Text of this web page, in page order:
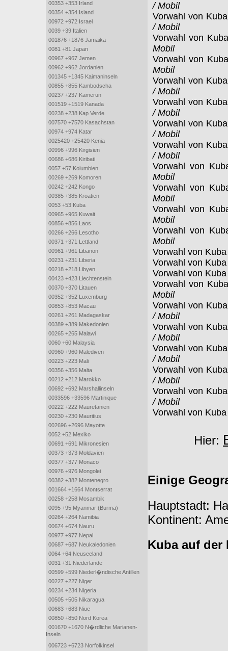
00353 +353 Irland
00354 +354 Island
00972 +972 Israel
0039 +39 Italien
001876 +1876 Jamaika
0081 +81 Japan
00967 +967 Jemen
00962 +962 Jordanien
001345 +1345 Kaimaninseln
00855 +855 Kambodscha
00237 +237 Kamerun
001519 +1519 Kanada
00238 +238 Kap Verde
007570 +7570 Kasachstan
00974 +974 Katar
0025420 +25420 Kenia
00996 +996 Kirgisien
00686 +686 Kiribati
0057 +57 Kolumbien
00269 +269 Komoren
00242 +242 Kongo
00385 +385 Kroatien
0053 +53 Kuba
00965 +965 Kuwait
00856 +856 Laos
00266 +266 Lesotho
00371 +371 Lettland
00961 +961 Libanon
00231 +231 Liberia
00218 +218 Libyen
00423 +423 Liechtenstein
00370 +370 Litauen
00352 +352 Luxemburg
00853 +853 Macau
00261 +261 Madagaskar
00389 +389 Makedonien
00265 +265 Malawi
0060 +60 Malaysia
00960 +960 Malediven
00223 +223 Mali
00356 +356 Malta
00212 +212 Marokko
00692 +692 Marshallinseln
0033596 +33596 Martinique
00222 +222 Mauretanien
00230 +230 Mauritius
002696 +2696 Mayotte
0052 +52 Mexiko
00691 +691 Mikronesien
00373 +373 Moldavien
00377 +377 Monaco
00976 +976 Mongolei
00382 +382 Montenegro
001664 +1664 Montserrat
00258 +258 Mosambik
0095 +95 Myanmar (Burma)
00264 +264 Namibia
00674 +674 Nauru
00977 +977 Nepal
00687 +687 Neukaledonien
0064 +64 Neuseeland
0031 +31 Niederlande
00599 +599 Niederl�ndische Antillen
00227 +227 Niger
00234 +234 Nigeria
00505 +505 Nikaragua
00683 +683 Niue
00850 +850 Nord Korea
001670 +1670 N�rdliche Marianen-
Inseln
006723 +6723 Norfolkinsel
/ Mobil
Vorwahl von
/ Mobil
Vorwahl von
Mobil
Vorwahl von
Mobil
Vorwahl von
/ Mobil
Vorwahl von
/ Mobil
Vorwahl von
/ Mobil
Vorwahl von
/ Mobil
Vorwahl von
Mobil
Vorwahl von
Mobil
Vorwahl von
Mobil
Vorwahl von
Mobil
Vorwahl von
Vorwahl von
Vorwahl von
Vorwahl von
Mobil
Vorwahl von
/ Mobil
Vorwahl von
/ Mobil
Vorwahl von
/ Mobil
Vorwahl von
/ Mobil
Vorwahl von
/ Mobil
Vorwahl von
Hier:
Einige
Hauptstadt:
Kontinent:
Kuba auf der